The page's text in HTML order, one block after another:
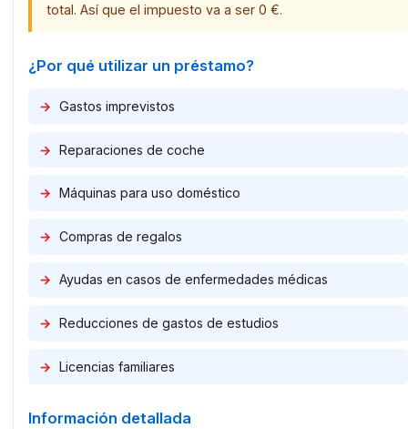
total. Así que el impuesto va a ser 0 €.​
¿Por qué utilizar un préstamo?
→ Gastos imprevistos
→ Reparaciones de coche
→ Máquinas para uso doméstico
→ Compras de regalos
→ Ayudas en casos de enfermedades médicas
→ Reducciones de gastos de estudios
→ Licencias familiares
Información detallada